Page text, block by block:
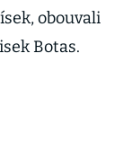
obouvali
Botas.